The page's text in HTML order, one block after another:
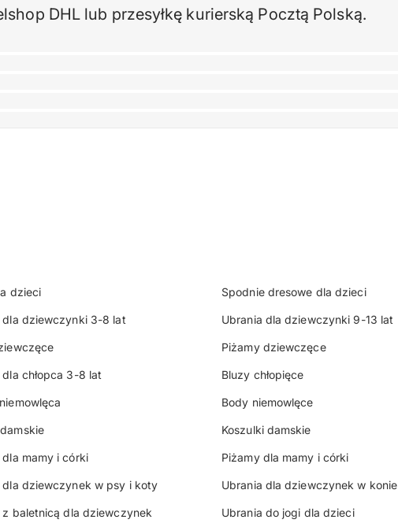
DHL lub przesyłkę kurierską Pocztą Polską.
dzieci Spodnie dresowe dla dzieci
dla dziewczynki 3-8 lat Ubrania dla dziewczynki 9-13 lat
Piżamy dziewczęce
dla chłopca 3-8 lat Bluzy chłopięce
Body niemowlęce
Koszulki damskie
dla mamy i córki Piżamy dla mamy i córki
dla dziewczynek w psy i koty Ubrania dla dziewczynek w konie
z baletnicą dla dziewczynek Ubrania do jogi dla dzieci